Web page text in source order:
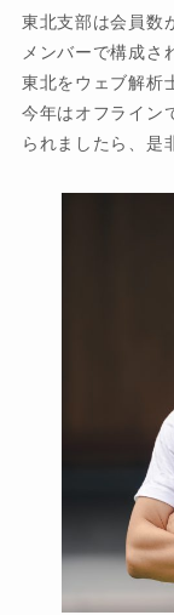
東北支部は会員数
メンバーで構成さ
東北をウェブ解析
今年はオフライン
られましたら、是